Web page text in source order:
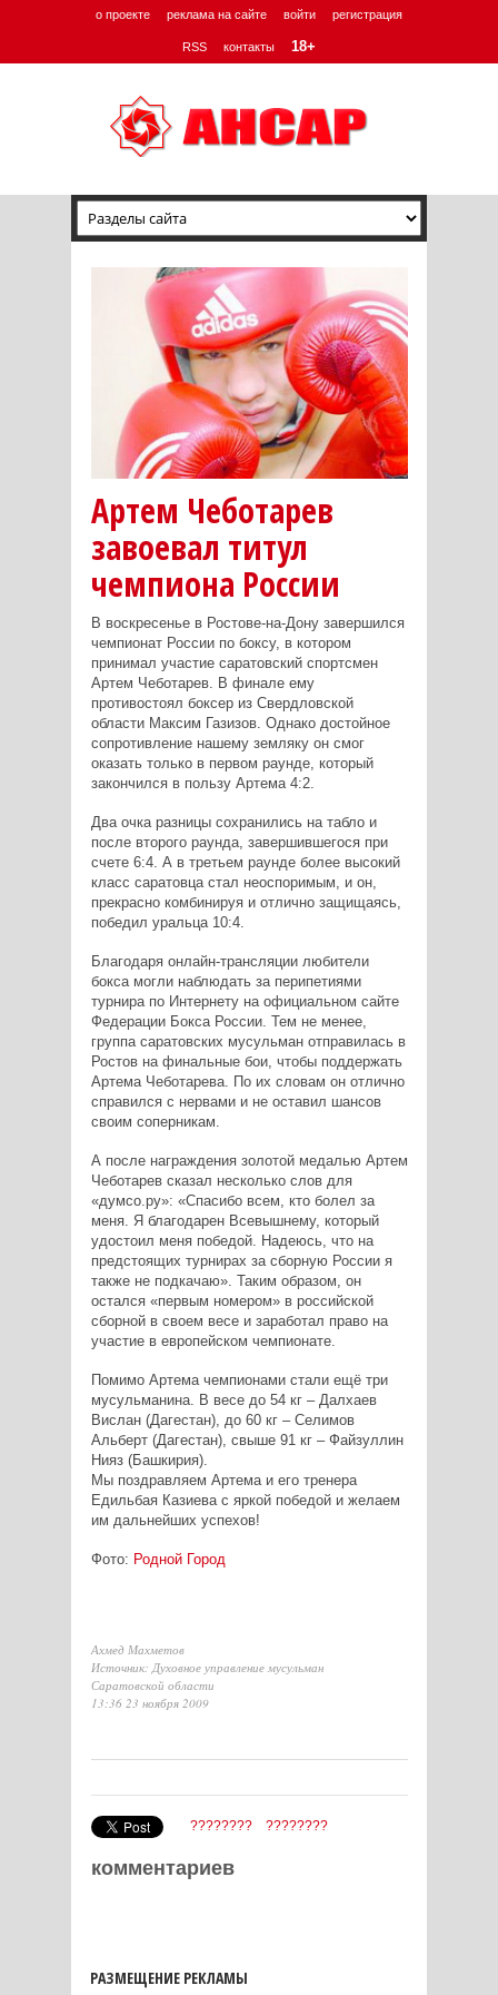
о проекте реклама на сайте войти регистрация
RSS контакты 18+
Артем Чеботарев
завоевал титул
чемпиона России
В воскресенье в Ростове-на-Дону завершился
чемпионат России по боксу, в котором
принимал участие саратовский спортсмен
Артем Чеботарев. В финале ему
противостоял боксер из Свердловской
области Максим Газизов. Однако достойное
сопротивление нашему земляку он смог
оказать только в первом раунде, который
закончился в пользу Артема 4:2.
Два очка разницы сохранились на табло и
после второго раунда, завершившегося при
счете 6:4. А в третьем раунде более высокий
класс саратовца стал неоспоримым, и он,
прекрасно комбинируя и отлично защищаясь,
победил уральца 10:4.
Благодаря онлайн-трансляции любители
бокса могли наблюдать за перипетиями
турнира по Интернету на официальном сайте
Федерации Бокса России. Тем не менее,
группа саратовских мусульман отправилась в
Ростов на финальные бои, чтобы поддержать
Артема Чеботарева. По их словам он отлично
справился с нервами и не оставил шансов
своим соперникам.
А после награждения золотой медалью Артем
Чеботарев сказал несколько слов для
«думсо.ру»: «Спасибо всем, кто болел за
меня. Я благодарен Всевышнему, который
удостоил меня победой. Надеюсь, что на
предстоящих турнирах за сборную России я
также не подкачаю». Таким образом, он
остался «первым номером» в российской
сборной в своем весе и заработал право на
участие в европейском чемпионате.
Помимо Артема чемпионами стали ещё три
мусульманина. В весе до 54 кг – Далхаев
Вислан (Дагестан), до 60 кг – Селимов
Альберт (Дагестан), свыше 91 кг – Файзуллин
Нияз (Башкирия).
Мы поздравляем Артема и его тренера
Едильбая Казиева с яркой победой и желаем
им дальнейших успехов!
Фото: Родной Город
Ахмед Махметов
Источник: Духовное управление мусульман
Саратовской области
13:36 23 ноября 2009
???????? ????????
комментариев
РАЗМЕЩЕНИЕ РЕКЛАМЫ